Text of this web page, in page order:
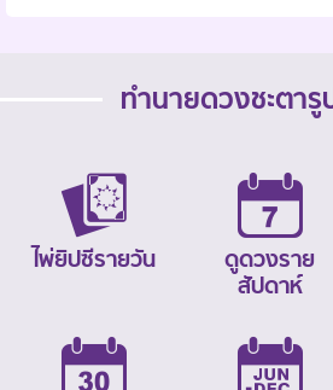
ทำนายดวงชะตารู
ไพ่ยิปซีรายวัน
ดูดวงราย
สัปดาห์